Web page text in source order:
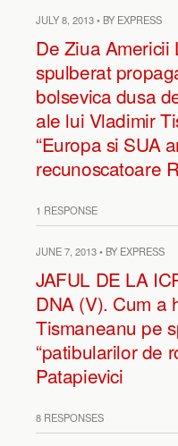
JULY 8, 2013 • BY EXPRESS
De Ziua Americii
spulberat
bolsevica dusa
ale lui Vladimir
“Europa si SUA
recunoscatoare
1 RESPONSE
JUNE 7, 2013 • BY EXPRESS
JAFUL DE LA
DNA (V). Cum a
Tismaneanu pe
“patibularilor de
Patapievici
8 RESPONSES